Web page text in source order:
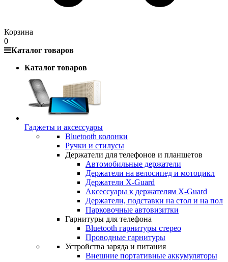
Корзина
0
Каталог товаров
Каталог товаров
Гаджеты и аксессуары
Bluetooth колонки
Ручки и стилусы
Держатели для телефонов и планшетов
Автомобильные держатели
Держатели на велосипед и мотоцикл
Держатели X-Guard
Аксессуары к держателям X-Guard
Держатели, подставки на стол и на пол
Парковочные автовизитки
Гарнитуры для телефона
Bluetooth гарнитуры стерео
Проводные гарнитуры
Устройства заряда и питания
Внешние портативные аккумуляторы